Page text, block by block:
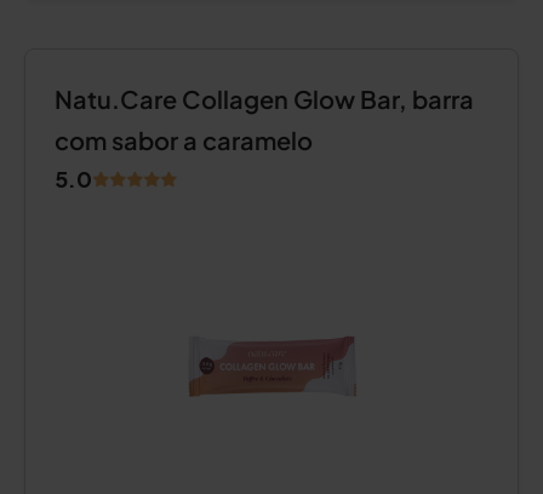
Natu.Care Collagen Glow Bar, barra
com sabor a caramelo
5.0